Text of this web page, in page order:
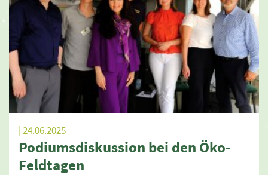
| 24.06.2025
Podiumsdiskussion bei den Öko-
Feldtagen